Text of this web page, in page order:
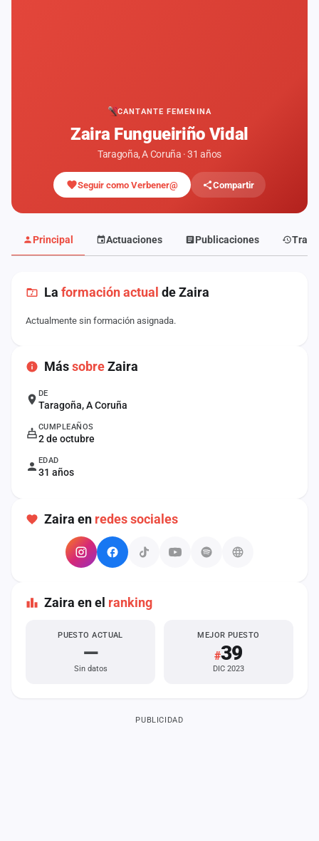
CANTANTE FEMENINA
Zaira Fungueiriño Vidal
Taragoña, A Coruña · 31 años
Seguir como Verbener@ Compartir
Principal Actuaciones Publicaciones
La formación actual de Zaira
Actualmente sin formación asignada.
MássobreZaira
DE
Taragoña, A Coruña
CUMPLEAÑOS
2 de octubre
EDAD
31 años
Zaira en redes sociales
Zaira en el ranking
PUESTO ACTUAL
—
Sin datos
MEJOR PUESTO
#39
DIC 2023
PUBLICIDAD
Rankings
Anuncios
sesión
Crear
Administración
Contacto